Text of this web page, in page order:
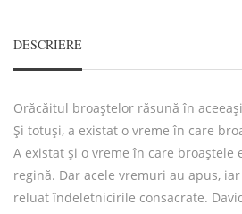
DESCRIERE
Orăcăitul broaștelor răsună în
Și totuși, a existat o vreme în care
A existat și o vreme în care broaștele
regină. Dar acele vremuri au apus,
reluat îndeletnicirile consacrate.